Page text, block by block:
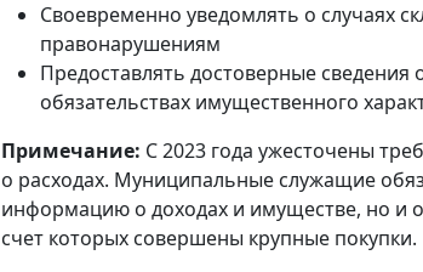
Своевременно уведомлять о случаях
правонарушениям
Предоставлять достоверные сведения
обязательствах имущественного
Примечание: С 2023 года ужесточены
о расходах. Муниципальные служащие
информацию о доходах и имуществе, но и
счет которых совершены крупные покупки.